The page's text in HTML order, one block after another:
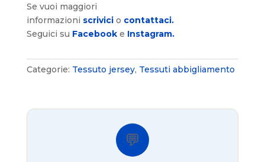
Se vuoi maggiori
informazioni scrivici o contattaci.
Seguici su Facebooke Instagram.
Categorie: Tessuto jersey, Tessuti abbigliamento
💬